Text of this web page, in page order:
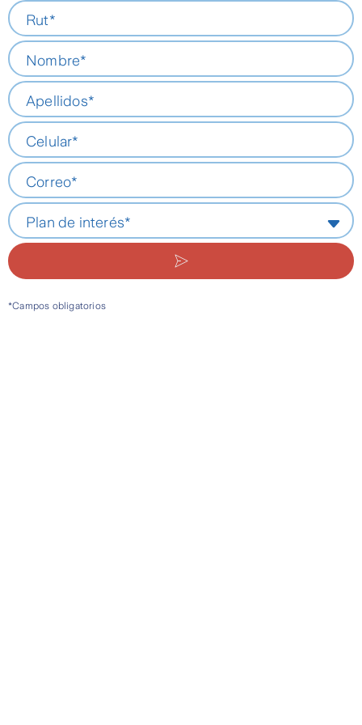
Rut*
Nombre*
Apellidos*
Celular*
Correo*
Plan de interés*
*Campos obligatorios